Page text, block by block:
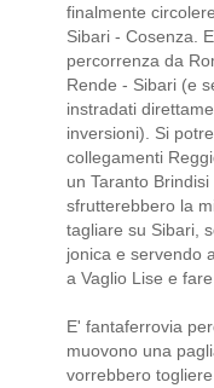
finalmente
Sibari - Cosenza.
percorrenza da
Rende - Sibari (e
instradati
inversioni). Si
collegamenti
un Taranto
sfrutterebbero la
tagliare su Sibari,
jonica e servendo
a Vaglio Lise e
E' fantaferrovia
muovono una
vorrebbero